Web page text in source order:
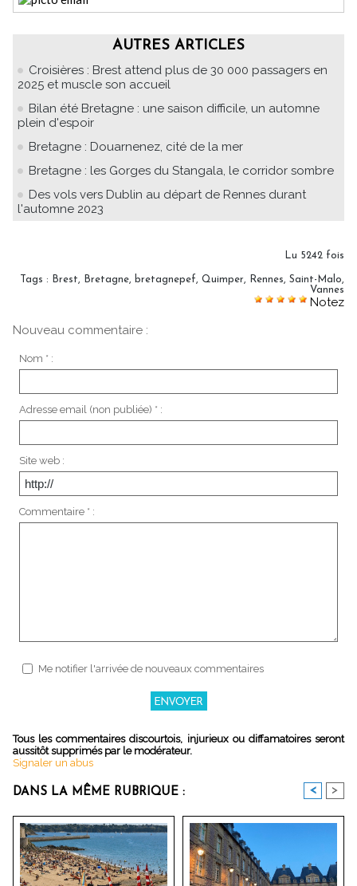
AUTRES ARTICLES
Croisières : Brest attend plus de 30 000 passagers en
2025 et muscle son accueil
Bilan été Bretagne : une saison difficile, un automne
plein d'espoir
Bretagne : Douarnenez, cité de la mer
Bretagne : les Gorges du Stangala, le corridor sombre
Des vols vers Dublin au départ de Rennes durant
l'automne 2023
Lu 5242 fois
Tags : Brest, Bretagne, bretagnepef, Quimper, Rennes, Saint-Malo,
Vannes
Notez
Nouveau commentaire :
Nom * :
Adresse email (non publiée) * :
Site web :
Commentaire * :
Me notifier l'arrivée de nouveaux commentaires
Tous les commentaires discourtois, injurieux ou diffamatoires seront
aussitôt supprimés par le modérateur.
Signaler un abus
DANS LA MÊME RUBRIQUE : < >